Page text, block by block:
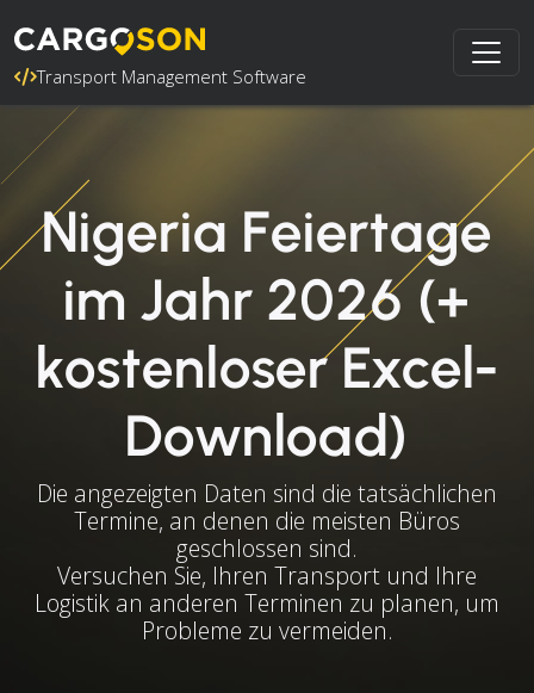
Transport Management Software
Nigeria Feiertage
im Jahr 2026 (+
kostenloser Excel-
Download)
Die angezeigten Daten sind die tatsächlichen
Termine, an denen die meisten Büros
geschlossen sind.
Versuchen Sie, Ihren Transport und Ihre
Logistik an anderen Terminen zu planen, um
Probleme zu vermeiden.